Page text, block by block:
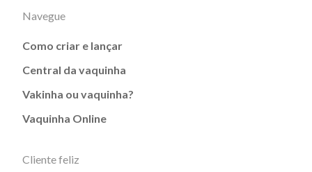
Navegue
Como criar e lançar
Central da vaquinha
Vakinha ou vaquinha?
Vaquinha Online
Cliente feliz